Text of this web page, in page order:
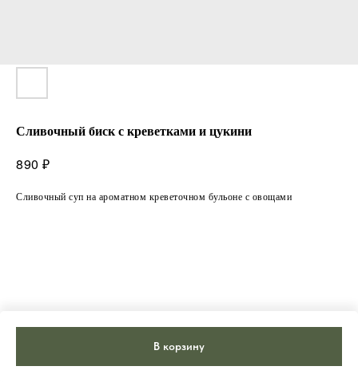
Сливочный биск с креветками и цукини
890 ₽
В корзину
Сливочный суп на ароматном креветочном бульоне с овощами